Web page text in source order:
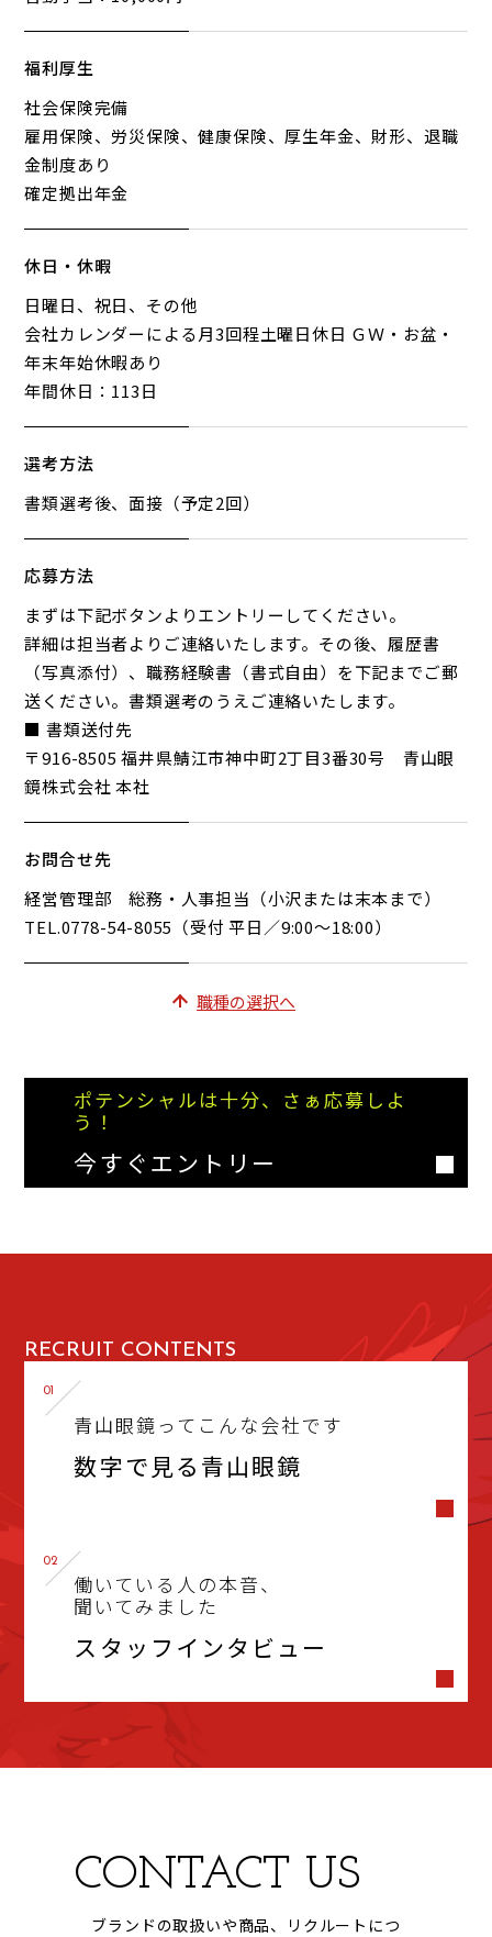
福利厚生
社会保険完備
雇用保険、労災保険、健康保険、厚生年金、財形、退職
金制度あり
確定拠出年金
休日・休暇
日曜日、祝日、その他
会社カレンダーによる月3回程土曜日休日 ＧＷ・お盆・
年末年始休暇あり
年間休日：113日
選考方法
書類選考後、面接（予定2回）
応募方法
まずは下記ボタンよりエントリーしてください。
詳細は担当者よりご連絡いたします。その後、履歴書
（写真添付）、職務経験書（書式自由）を下記までご郵
送ください。書類選考のうえご連絡いたします。
■ 書類送付先
〒916-8505 福井県鯖江市神中町2丁目3番30号 青山眼
鏡株式会社 本社
お問合せ先
経営管理部 総務・人事担当（小沢または末本まで）
TEL.0778-54-8055（受付 平日／9:00～18:00）
職種の選択へ
ポテンシャルは十分、さぁ応募しよ
う！
今すぐエントリー
RECRUIT CONTENTS
01
青山眼鏡ってこんな会社です
数字で見る青山眼鏡
02
働いている人の本音、
聞いてみました
スタッフインタビュー
CONTACT US
ブランドの取扱いや商品、リクルートにつ